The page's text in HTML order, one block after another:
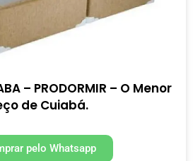
– PRODORMIR – O Menor
de Cuiabá.
pelo Whatsapp